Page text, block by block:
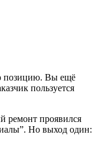
позицию. Вы ещё
пользуется
ремонт проявился
Но выход один: